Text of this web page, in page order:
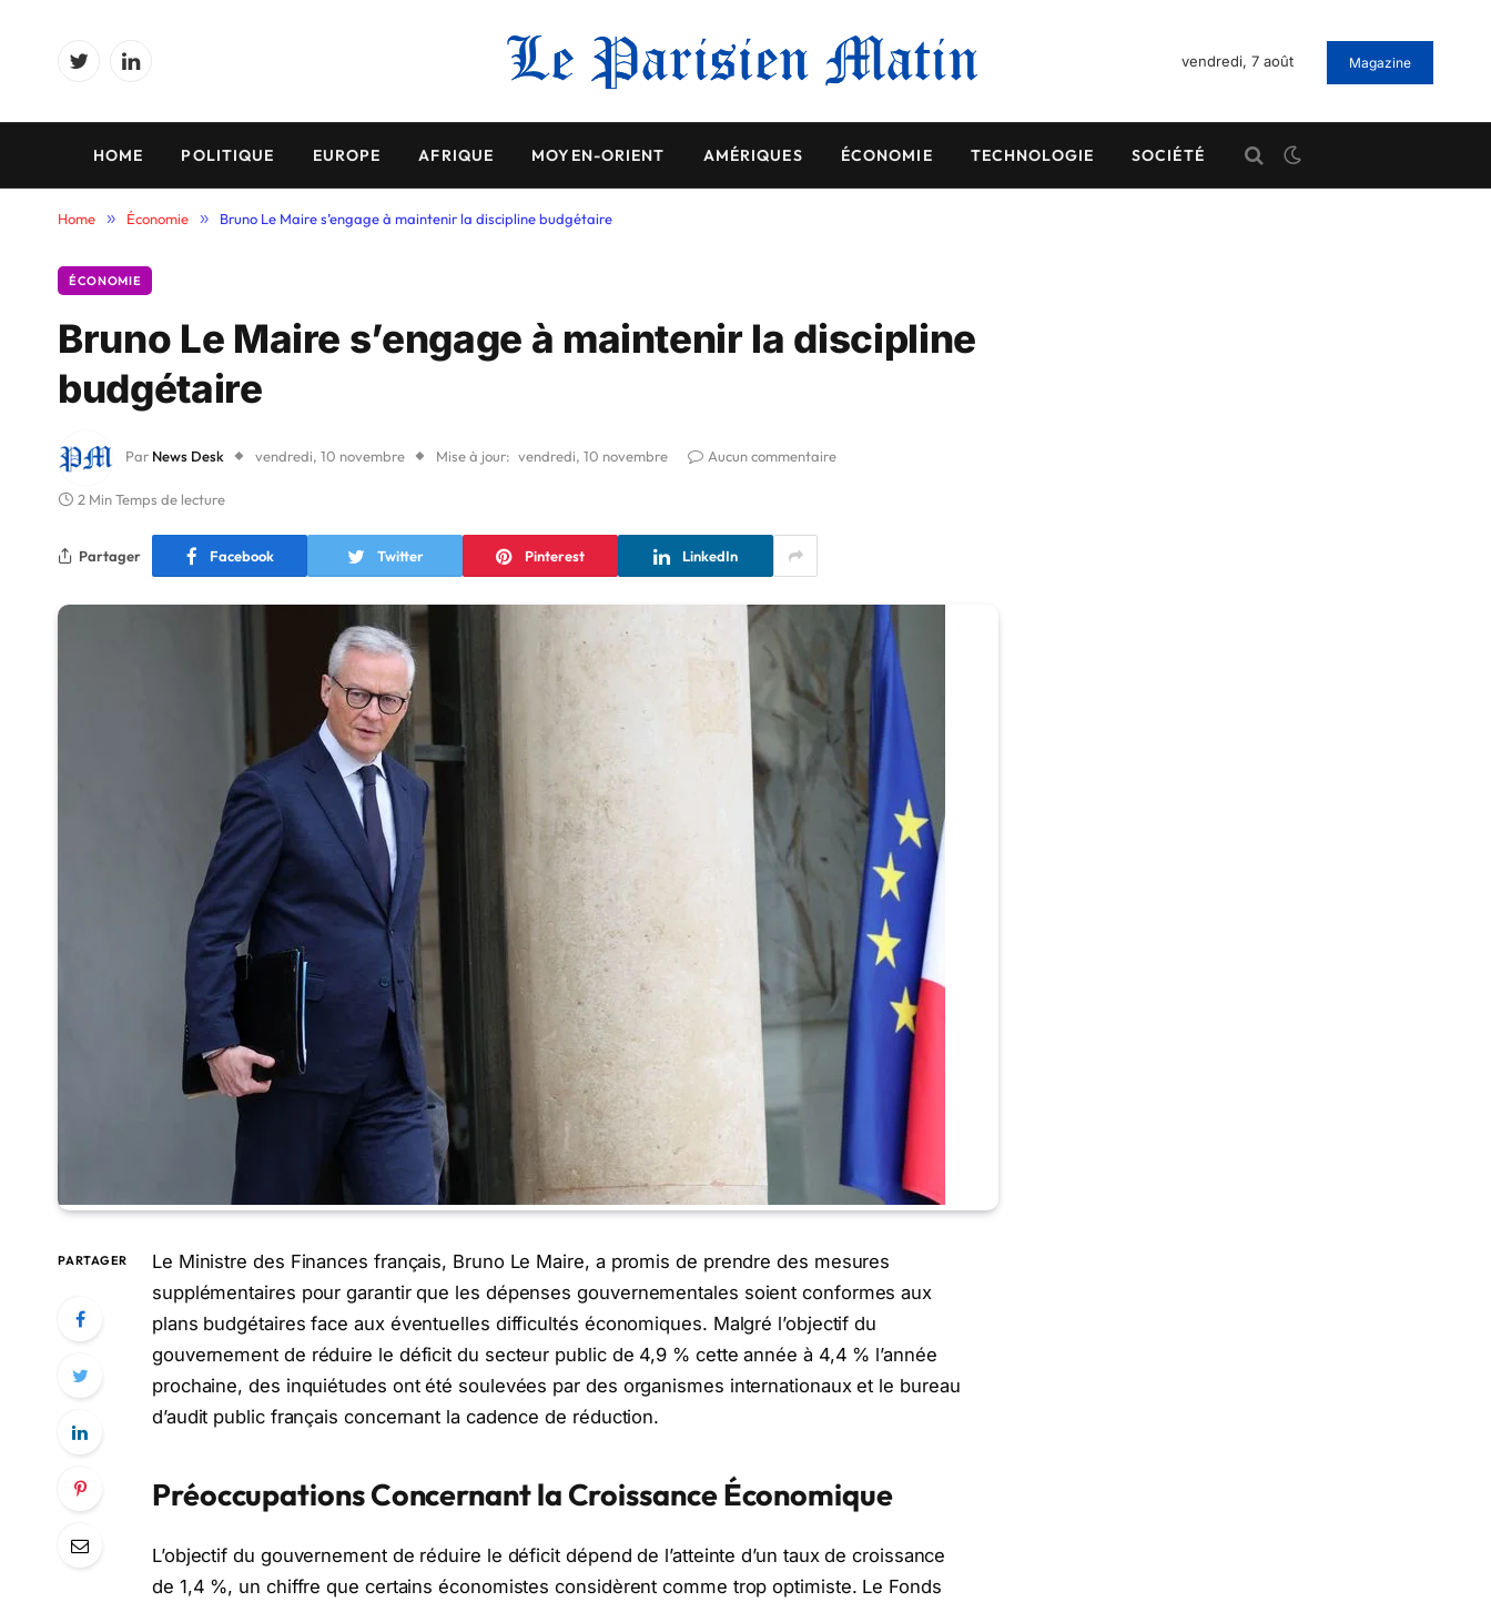
TwitterLinkedIn
vendredi, 7 août Magazine
HOME POLITIQUE EUROPE AFRIQUE MOYEN-ORIENT AMÉRIQUES ÉCONOMIE TECHNOLOGIE SOCIÉTÉ
Home » Économie » Bruno Le Maire s’engage à maintenir la discipline budgétaire
ÉCONOMIE
Bruno Le Maire s’engage à maintenir la discipline
budgétaire
Par News Desk vendredi, 10 novembre Mise à jour: vendredi, 10 novembre Aucun commentaire
2 Min Temps de lecture
Partager Facebook Twitter Pinterest LinkedIn
PARTAGER
Le Ministre des Finances français, Bruno Le Maire, a promis de prendre des mesures
supplémentaires pour garantir que les dépenses gouvernementales soient conformes aux
plans budgétaires face aux éventuelles difficultés économiques. Malgré l’objectif du
gouvernement de réduire le déficit du secteur public de 4,9 % cette année à 4,4 % l’année
prochaine, des inquiétudes ont été soulevées par des organismes internationaux et le bureau
d’audit public français concernant la cadence de réduction.
Préoccupations Concernant la Croissance Économique
L’objectif du gouvernement de réduire le déficit dépend de l’atteinte d’un taux de croissance
de 1,4 %, un chiffre que certains économistes considèrent comme trop optimiste. Le Fonds